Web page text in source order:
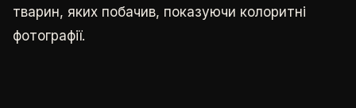
тварин, яких побачив, показуючи колоритні
фотографії.